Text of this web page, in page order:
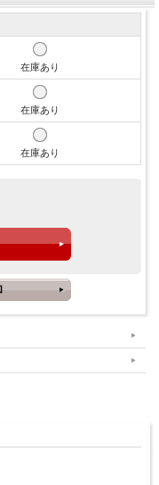
在庫あり
在庫あり
在庫あり